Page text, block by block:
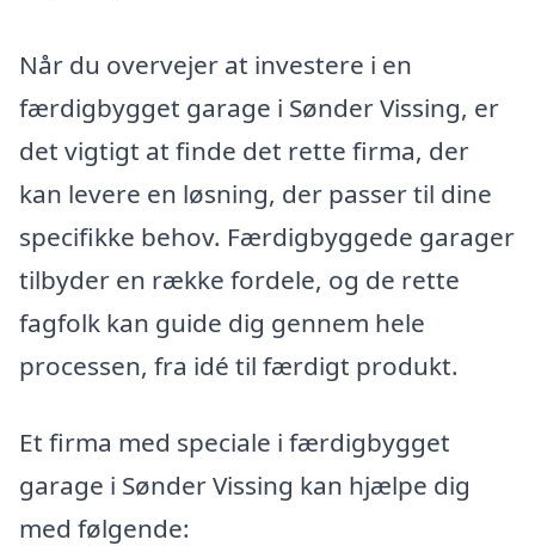
Når du overvejer at investere i en
færdigbygget garage i Sønder Vissing, er
det vigtigt at finde det rette firma, der
kan levere en løsning, der passer til dine
specifikke behov. Færdigbyggede garager
tilbyder en række fordele, og de rette
fagfolk kan guide dig gennem hele
processen, fra idé til færdigt produkt.
Et firma med speciale i færdigbygget
garage i Sønder Vissing kan hjælpe dig
med følgende: